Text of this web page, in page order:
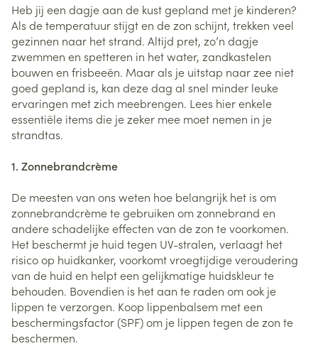
Heb jij een dagje aan de kust gepland met je kinderen?
Als de temperatuur stijgt en de zon schijnt, trekken veel
gezinnen naar het strand. Altijd pret, zo’n dagje
zwemmen en spetteren in het water, zandkastelen
bouwen en frisbeeën. Maar als je uitstap naar zee niet
goed gepland is, kan deze dag al snel minder leuke
ervaringen met zich meebrengen. Lees hier enkele
essentiële items die je zeker mee moet nemen in je
strandtas.
1. Zonnebrandcrème
De meesten van ons weten hoe belangrijk het is om
zonnebrandcrème te gebruiken om zonnebrand en
andere schadelijke effecten van de zon te voorkomen.
Het beschermt je huid tegen UV-stralen, verlaagt het
risico op huidkanker, voorkomt vroegtijdige veroudering
van de huid en helpt een gelijkmatige huidskleur te
behouden. Bovendien is het aan te raden om ook je
lippen te verzorgen. Koop lippenbalsem met een
beschermingsfactor (SPF) om je lippen tegen de zon te
beschermen.